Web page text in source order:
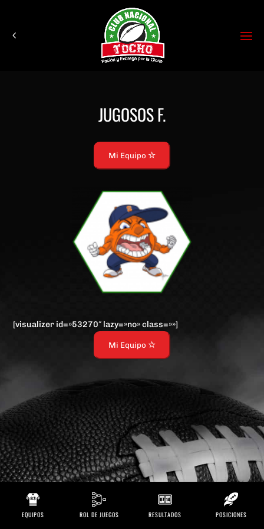
JUGOSOS F.
Mi Equipo
[visualizer id=»53270″ lazy=»no» class=»»]
Mi Equipo
EQUIPOS ROL DE JUEGOS RESULTADOS POSICIONES